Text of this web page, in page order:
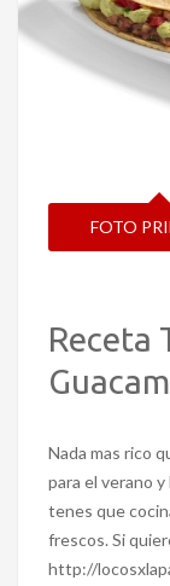
FOTO
Receta
Nada mas rico
para el verano
tenes que
frescos. Si
http://